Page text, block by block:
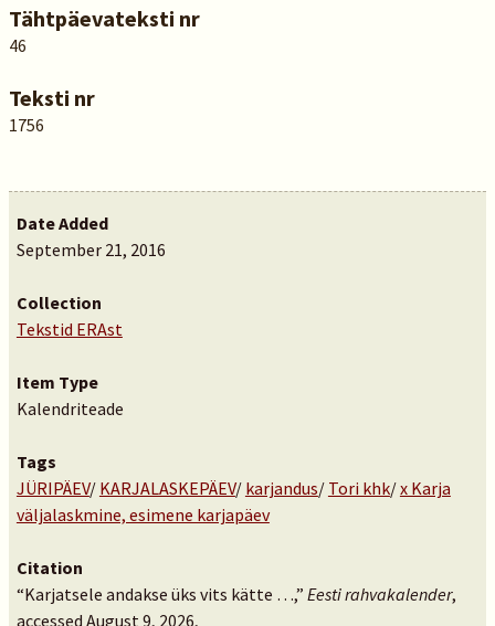
Tähtpäevateksti nr
46
Teksti nr
1756
Date Added
September 21, 2016
Collection
Tekstid ERAst
Item Type
Kalendriteade
Tags
JÜRIPÄEV/ KARJALASKEPÄEV/ karjandus/ Tori khk/x Karja
väljalaskmine, esimene karjapäev
Citation
“Karjatsele andakse üks vits kätte …,” Eesti rahvakalender,
accessed August 9, 2026,